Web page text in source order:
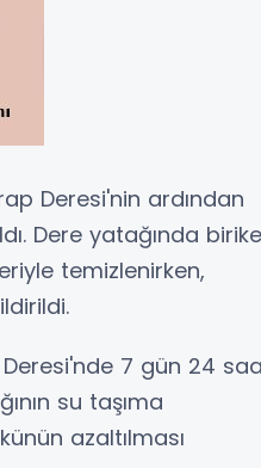
Deresi'nin ardından
Dere yatağında
temizlenirken,
7 gün 24
su taşıma
azaltılması